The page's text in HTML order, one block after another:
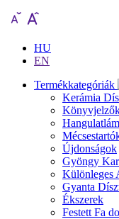
HU
EN
Termékkategóriák
Kerámia
Újdonságok
Gyöngy
Különleges
Gyanta
Ékszerek
Festett Fa